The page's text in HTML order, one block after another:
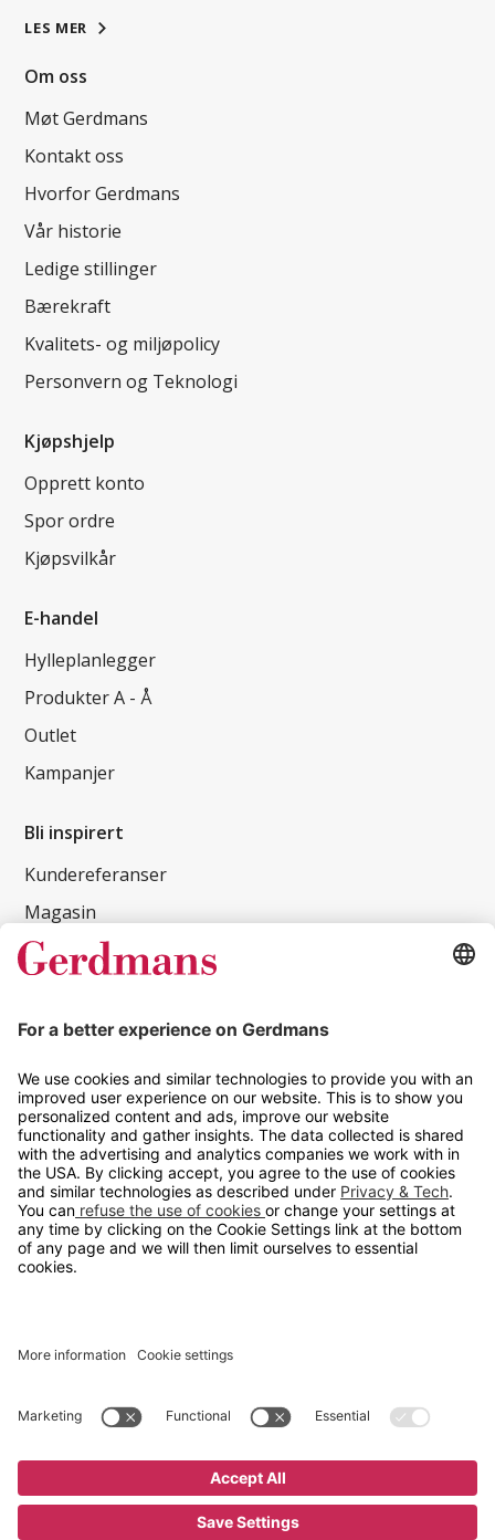
LES MER
Om oss
Møt Gerdmans
Kontakt oss
Hvorfor Gerdmans
Vår historie
Ledige stillinger
Bærekraft
Kvalitets- og miljøpolicy
Personvern og Teknologi
Kjøpshjelp
Opprett konto
Spor ordre
Kjøpsvilkår
E-handel
Hylleplanlegger
Produkter A - Å
Outlet
Kampanjer
Bli inspirert
Kundereferanser
Magasin
Tips og guider
67 80 56 20
Åpningstid
Hverdager 08:00-16:00
Cookie innstillinger